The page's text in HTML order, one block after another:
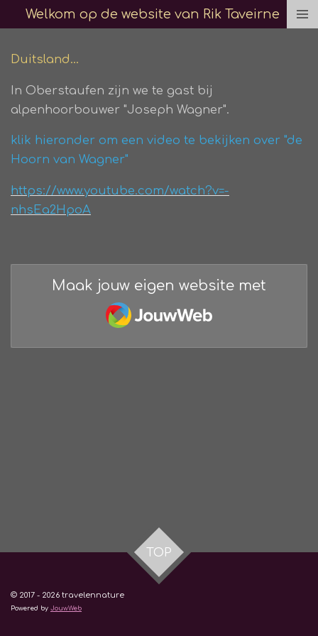
naar
hoofdinhoud
Welkom op de website van Rik Taveirne
Duitsland...
In Oberstaufen zijn we te gast bij
alpenhoorbouwer "Joseph Wagner".
klik hieronder om een video te bekijken over "de
Hoorn van Wagner"
https://www.youtube.com/watch?v=-
nhsEa2HpoA
Maak jouw eigen website met
JouwWeb
TOP
© 2017 - 2026 travelennature
Powered by JouwWeb